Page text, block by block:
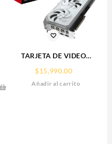
TARJETA DE VIDEO
R907XGAMINGOCICE-16GD)
RX 9070
$15,990.00
Añadir al carrito